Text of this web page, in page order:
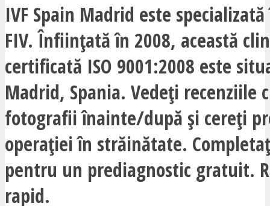
IVF Spain Madrid este
FIV. Înființată în 2008, această
certificată ISO 9001:2008 este
Madrid, Spania. Vedeți recenziile
fotografii înainte/după și cereți
operației în străinătate.
pentru un prediagnostic gratuit.
rapid.